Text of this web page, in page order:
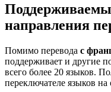
направления
Помимо перевода с
поддерживает и другие
всего более 20 языков.
переключателе языков на